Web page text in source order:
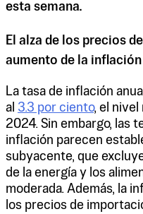
esta semana.
El alza de los precios
aumento de la
La tasa de inflación
al 3.3 por ciento, el nivel
2024. Sin embargo, las
inflación parecen
subyacente, que
de la energía y los
moderada. Además, la
los precios de